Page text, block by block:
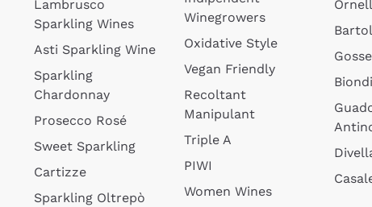
Lambrusco
Sparkling Wines
Asti Sparkling Wine
Sparkling
Chardonnay
Prosecco Rosé
Sweet Sparkling
Cartizze
Sparkling Oltrepò
Winegrowers
Oxidative Style
Vegan Friendly
Recoltant
Manipulant
Triple A
PIWI
Women Wines